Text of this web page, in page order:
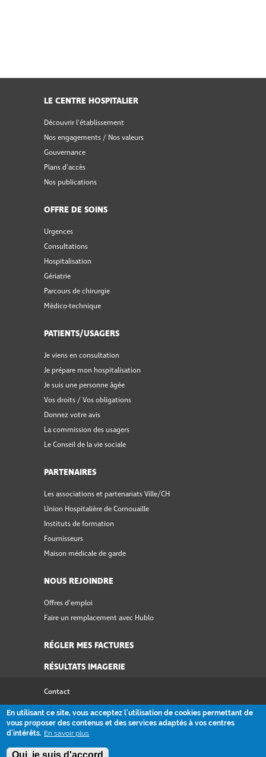
LE CENTRE HOSPITALIER
Découvrir l'établissement
Nos engagements / Nos valeurs
Gouvernance
Plans d'accès
Nos publications
OFFRE DE SOINS
Urgences
Consultations
Hospitalisation
Gériatrie
Parcours de chirurgie
Médico-technique
PATIENTS/USAGERS
Je viens en consultation
Je prépare mon hospitalisation
Je suis une personne âgée
Vos droits / Vos obligations
Donnez votre avis
La commission des usagers
Le Conseil de la vie sociale
PARTENAIRES
Les associations et partenariats Ville/CH
Union Hospitalière de Cornouaille
Instituts de formation
Fournisseurs
Maison médicale de garde
NOUS REJOINDRE
Offres d'emploi
Faire un remplacement avec Hublo
RÉGLER MES FACTURES
RÉSULTATS IMAGERIE
Contact
Accessibilité
Plan du site
En utilisant ce site, vous acceptez l'utilisation de cookies permettant de
vous proposer des contenus et des services adaptés à vos centres
d'intérêts. En savoir plus
Oui, je suis d'accord